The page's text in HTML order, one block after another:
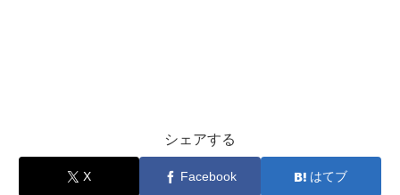
シェアする
X Facebook はてブ